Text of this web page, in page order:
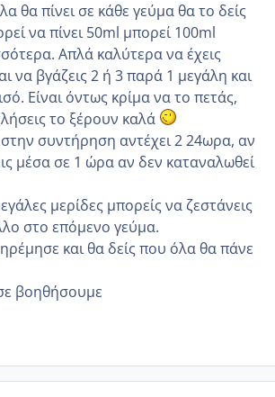
θα πίνει σε κάθε γεύμα θα το δείς
να πίνει 50ml μπορεί 100ml
Απλά καλύτερα να έχεις
να βγάζεις 2 ή 3 παρά 1 μεγάλη και
Είναι όντως κρίμα να το πετάς,
το ξέρουν καλά
συντήρηση αντέχει 2 24ωρα, αν
μέσα σε 1 ώρα αν δεν καταναλωθεί
μερίδες μπορείς να ζεστάνεις
στο επόμενο γεύμα.
και θα δείς που όλα θα πάνε
βοηθήσουμε